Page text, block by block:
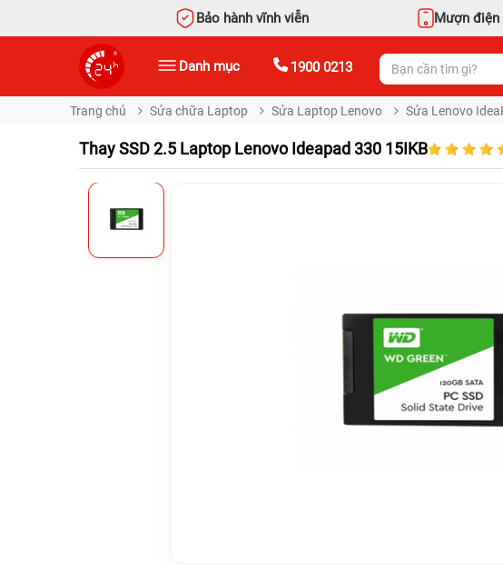
Bảo hành vĩnh viễn Mượn điện
Danh mục 1900 0213
Trang chủ Sửa chữa Laptop Sửa Laptop Lenovo Sửa Lenovo
Thay SSD 2.5 Laptop Lenovo Ideapad 330 15IKB